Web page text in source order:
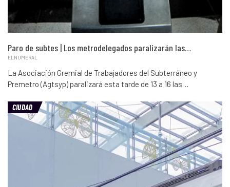
Paro de subtes | Los metrodelegados paralizarán las…
ELNUMERAL
La Asociación Gremial de Trabajadores del Subterráneo y
Premetro (Agtsyp) paralizará esta tarde de 13 a 16 las…
CIUDAD